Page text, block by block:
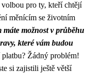
pro ty, kteří chtějí
měnícím se životním
možnost v průběhu
které vám budou
Žádný problém!
si zajistili ještě větší